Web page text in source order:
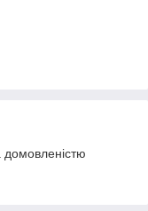
домовленістю